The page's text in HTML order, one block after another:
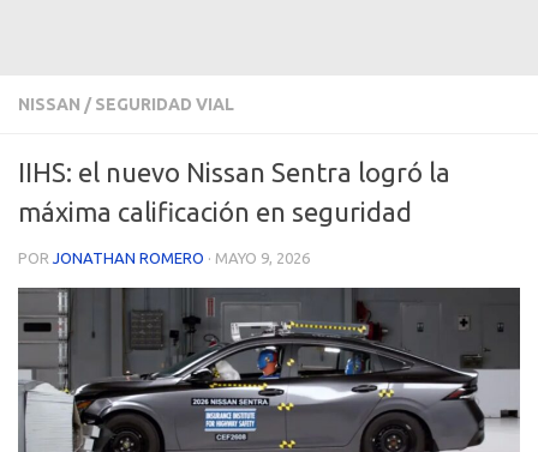
NISSAN / SEGURIDAD VIAL
IIHS: el nuevo Nissan Sentra logró la
máxima calificación en seguridad
POR JONATHAN ROMERO · MAYO 9, 2026